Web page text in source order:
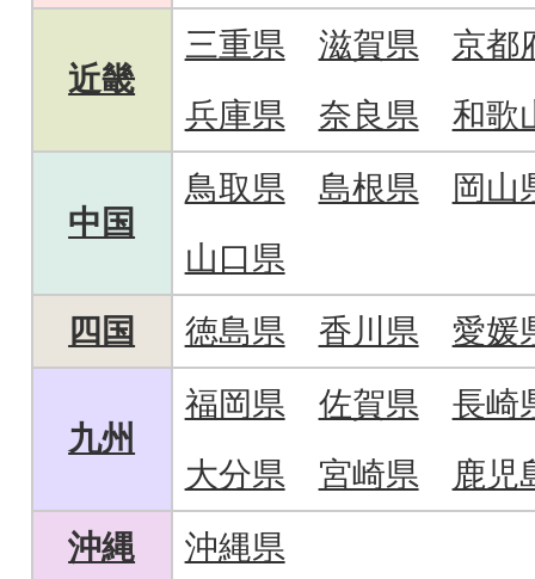
近畿
三重県 滋賀県
京都
兵庫県
奈良県 和歌
中国
鳥取県 島根県
岡山
山口県
四国
徳島県 香川県 愛媛
九州
福岡県 佐賀県
長崎
大分県
宮崎県
鹿児
沖縄
沖縄県